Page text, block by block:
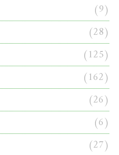
(9)
(28)
(125)
(162)
(26)
(6)
(27)